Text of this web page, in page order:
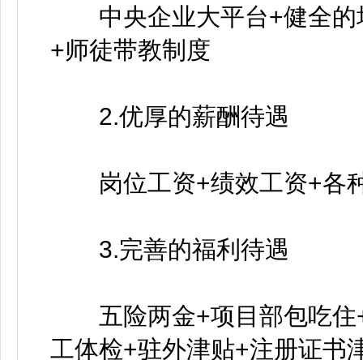
中央企业大平台+健全的
+师徒带教制度
2.优厚的薪酬待遇
岗位工资+绩效工资+各
3.完善的福利待遇
五险两金+项目部包吃住+
工体检+驻外津贴+注册证书